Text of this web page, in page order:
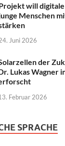
will
Menschen
Juni 2026
der
Lukas Wagner
Februar 2026
SPRACHE